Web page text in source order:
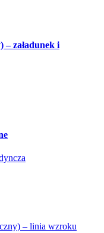
– załadunek i
– linia wzroku